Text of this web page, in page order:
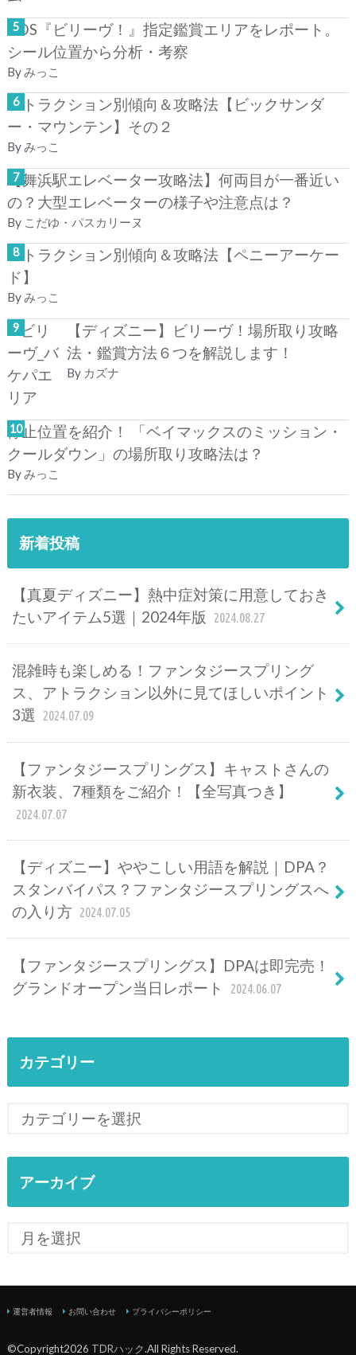
TDS『ビリーヴ！』指定鑑賞エリアをレポート。
シール位置から分析・考察
Byみっこ
アトラクション別傾向＆攻略法【ビックサンダ
ー・マウンテン】その２
Byみっこ
【舞浜駅エレベーター攻略法】何両目が一番近い
の？大型エレベーターの様子や注意点は？
By こだゆ・パスカリーヌ
アトラクション別傾向＆攻略法【ペニーアーケー
ド】
Byみっこ
【ディズニー】ビリーヴ！場所取り攻略
法・鑑賞方法６つを解説します！
By カズナ
停止位置を紹介！ 「ベイマックスのミッション・
クールダウン」の場所取り攻略法は？
Byみっこ
新着投稿
【真夏ディズニー】熱中症対策に用意しておき
たいアイテム5選｜2024年版
2024.08.27
混雑時も楽しめる！ファンタジースプリング
ス、アトラクション以外に見てほしいポイント
3選
2024.07.09
【ファンタジースプリングス】キャストさんの
新衣装、7種類をご紹介！【全写真つき】
2024.07.07
【ディズニー】ややこしい用語を解説｜DPA？
スタンバイパス？ファンタジースプリングスへ
の入り方 2024.07.05
【ファンタジースプリングス】DPAは即完売！
グランドオープン当日レポート
2024.06.07
カテゴリー
アーカイブ
運営者情報 お問い合わせ プライバシーポリシー
©Copyright2026 TDRハック.All Rights Reserved.